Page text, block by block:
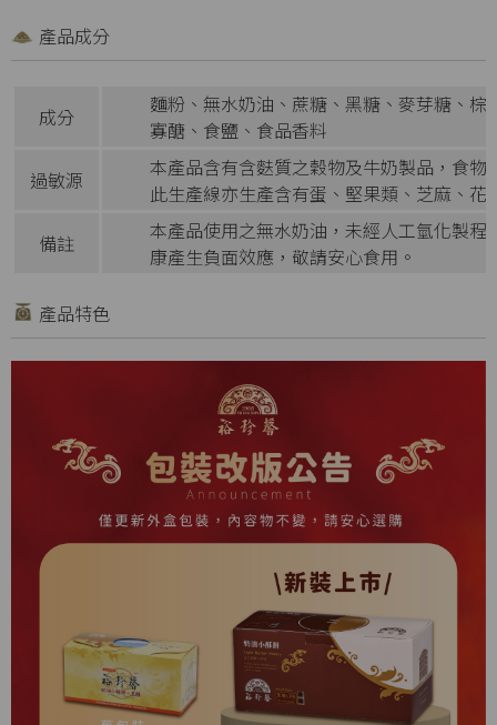
產品成分
成分
麵粉、無水奶油、蔗糖、黑糖、麥芽糖、
寡醣、食鹽、食品香料
過敏源
本產品含有含麩質之穀物及牛奶製品，食物
此生產線亦生產含有蛋、堅果類、芝麻、花
備註
本產品使用之無水奶油，未經人工氫化製
康產生負面效應，敬請安心食用。
產品特色